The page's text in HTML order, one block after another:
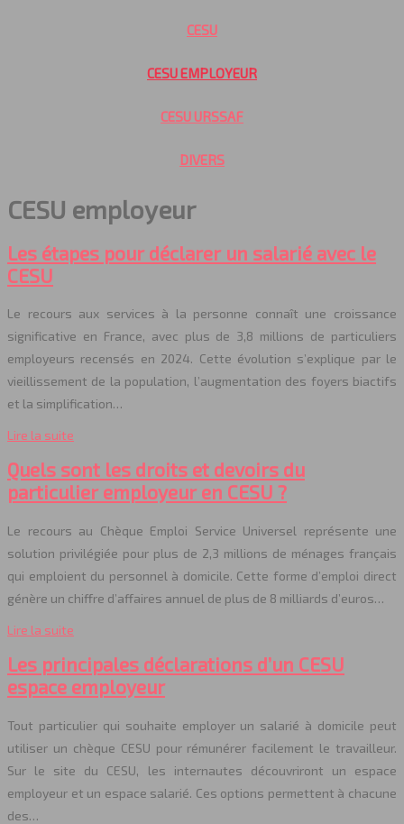
CESU
CESU EMPLOYEUR
CESU URSSAF
DIVERS
CESU employeur
Les étapes pour déclarer un salarié avec le
CESU
Le recours aux services à la personne connaît une croissance
significative en France, avec plus de 3,8 millions de particuliers
employeurs recensés en 2024. Cette évolution s’explique par le
vieillissement de la population, l’augmentation des foyers biactifs
et la simplification…
Lire la suite
Quels sont les droits et devoirs du
particulier employeur en CESU ?
Le recours au Chèque Emploi Service Universel représente une
solution privilégiée pour plus de 2,3 millions de ménages français
qui emploient du personnel à domicile. Cette forme d’emploi direct
génère un chiffre d’affaires annuel de plus de 8 milliards d’euros…
Lire la suite
Les principales déclarations d’un CESU
espace employeur
Tout particulier qui souhaite employer un salarié à domicile peut
utiliser un chèque CESU pour rémunérer facilement le travailleur.
Sur le site du CESU, les internautes découvriront un espace
employeur et un espace salarié. Ces options permettent à chacune
des…